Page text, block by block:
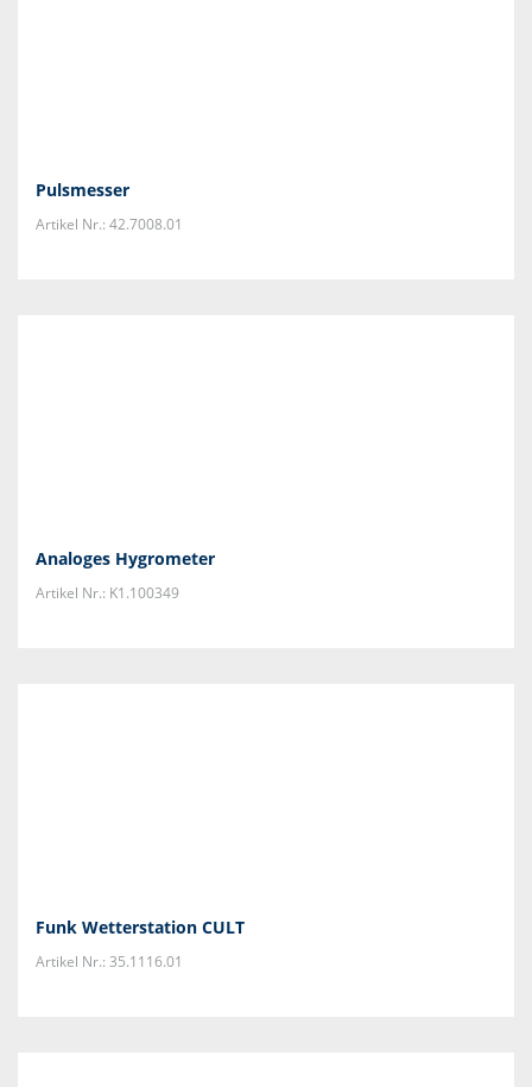
Pulsmesser
Artikel Nr.: 42.7008.01
Analoges Hygrometer
Artikel Nr.: K1.100349
Funk Wetterstation CULT
Artikel Nr.: 35.1116.01